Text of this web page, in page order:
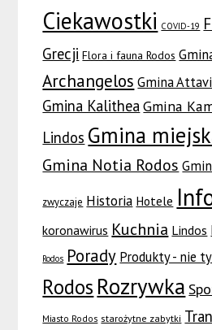
Ciekawostki COVID-19
Grecji Flora i fauna Rodos
Archangelos Gmina
Gmina KalitheaGmina
Lindos Gmina
Gmina Notia Rodos
zwyczaje Historia Hotele
koronawirus Kuchnia Lindos
Rodos Porady Produkty - nie
Rodos Rozrywka
Miasto Rodos starożytne zabytki